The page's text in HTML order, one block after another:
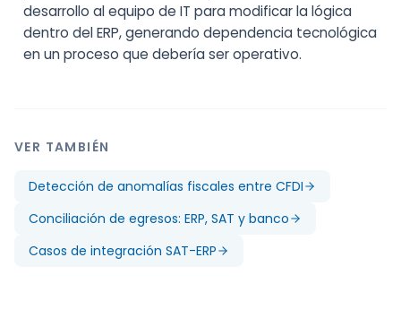
desarrollo al equipo de IT para modificar la lógica
dentro del ERP, generando dependencia tecnológica
en un proceso que debería ser operativo.
VER TAMBIÉN
Detección de anomalías fiscales entre CFDI
Conciliación de egresos: ERP, SAT y banco
Casos de integración SAT-ERP